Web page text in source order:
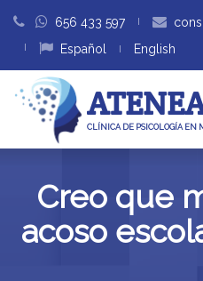
656 433 597
Español
English
CLÍNICA DE PSICOLOGÍA EN
Creo que
acoso